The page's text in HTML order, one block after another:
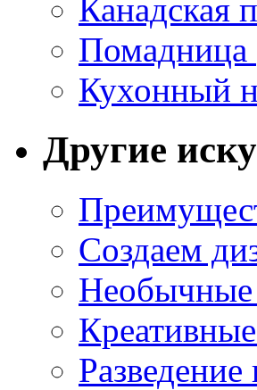
Канадская
Помадница
Кухонный
Другие
Создаем
Необычные